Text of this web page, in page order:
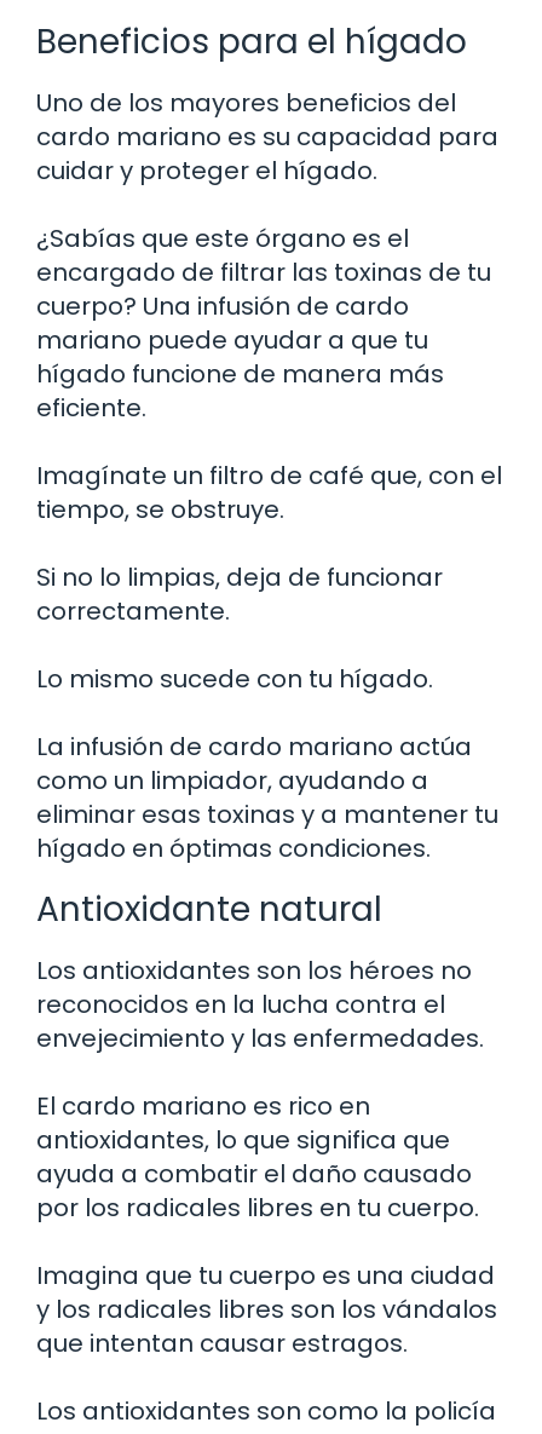
Beneficios para el hígado
Uno de los mayores beneficios del
cardo mariano es su capacidad para
cuidar y proteger el hígado.
¿Sabías que este órgano es el
encargado de filtrar las toxinas de tu
cuerpo? Una infusión de cardo
mariano puede ayudar a que tu
hígado funcione de manera más
eficiente.
Imagínate un filtro de café que, con el
tiempo, se obstruye.
Si no lo limpias, deja de funcionar
correctamente.
Lo mismo sucede con tu hígado.
La infusión de cardo mariano actúa
como un limpiador, ayudando a
eliminar esas toxinas y a mantener tu
hígado en óptimas condiciones.
Antioxidante natural
Los antioxidantes son los héroes no
reconocidos en la lucha contra el
envejecimiento y las enfermedades.
El cardo mariano es rico en
antioxidantes, lo que significa que
ayuda a combatir el daño causado
por los radicales libres en tu cuerpo.
Imagina que tu cuerpo es una ciudad
y los radicales libres son los vándalos
que intentan causar estragos.
Los antioxidantes son como la policía